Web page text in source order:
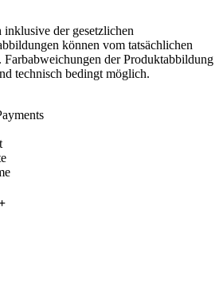
inklusive der gesetzlichen
können vom tatsächlichen
der Produktabbildung
technisch bedingt möglich.